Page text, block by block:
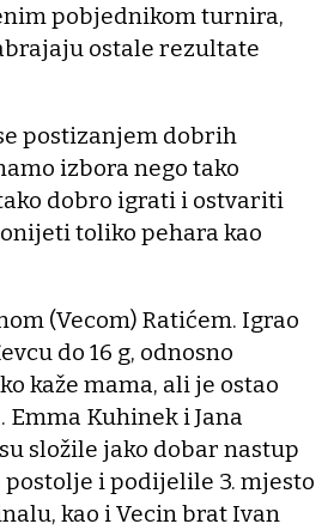
pobjednikom turnira,
ostale rezultate
postizanjem dobrih
izbora nego tako
dobro igrati i ostvariti
toliko pehara kao
(Vecom) Ratićem. Igrao
do 16 g, odnosno
kaže mama, ali je ostao
Emma Kuhinek i Jana
složile jako dobar nastup
postolje i podijelile 3. mjesto
kao i Vecin brat Ivan